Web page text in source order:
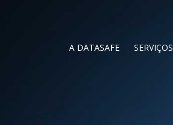
A DATASAFE SERVIÇOS